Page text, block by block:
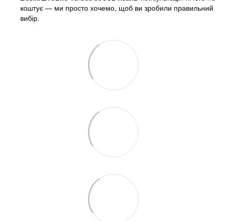
коштує — ми просто хочемо, щоб ви зробили правильний
вибір.